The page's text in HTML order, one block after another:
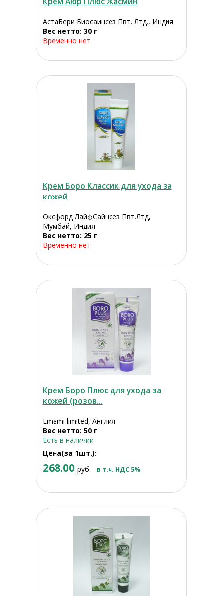
АстаБери Биосаинсез Пвт. Лтд., Индия
Вес нетто: 30 г
Временно нет
Крем Боро Классик для ухода за
кожей
Оксфорд ЛайфСайнсез Пвт.Лтд,
Мумбай, Индия
Вес нетто: 25 г
Временно нет
Крем Боро Плюс для ухода за
кожей (розов...
Emami limited, Англия
Вес нетто: 50 г
Есть в наличии
Цена(за 1шт.):
268.00 руб. в т.ч. НДС 5%